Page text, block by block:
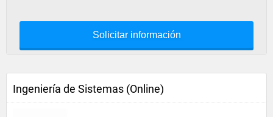
Solicitar información
Ingeniería de Sistemas (Online)